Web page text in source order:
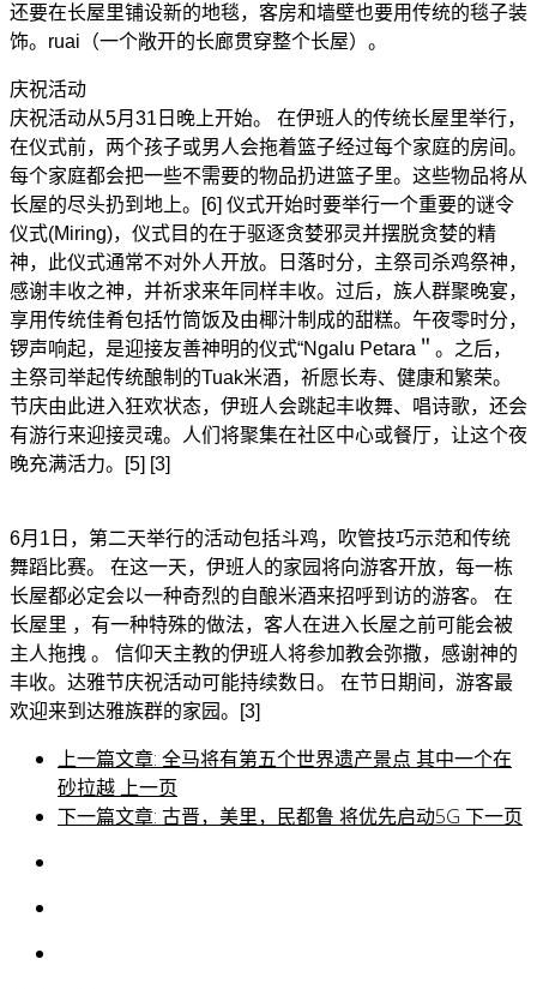
还要在长屋里铺设新的地毯，客房和墙壁也要用传统的毯子装
饰。ruai（一个敞开的长廊贯穿整个长屋）。
庆祝活动
庆祝活动从5月31日晚上开始。 在伊班人的传统长屋里举行，
在仪式前，两个孩子或男人会拖着篮子经过每个家庭的房间。
每个家庭都会把一些不需要的物品扔进篮子里。这些物品将从
长屋的尽头扔到地上。[6] 仪式开始时要举行一个重要的谜令
仪式(Miring)，仪式目的在于驱逐贪婪邪灵并摆脱贪婪的精
神，此仪式通常不对外人开放。日落时分，主祭司杀鸡祭神，
感谢丰收之神，并祈求来年同样丰收。过后，族人群聚晚宴，
享用传统佳肴包括竹筒饭及由椰汁制成的甜糕。午夜零时分，
锣声响起，是迎接友善神明的仪式“Ngalu Petara＂。之后，
主祭司举起传统酿制的Tuak米酒，祈愿长寿、健康和繁荣。
节庆由此进入狂欢状态，伊班人会跳起丰收舞、唱诗歌，还会
有游行来迎接灵魂。人们将聚集在社区中心或餐厅，让这个夜
晚充满活力。[5] [3]
6月1日，第二天举行的活动包括斗鸡，吹管技巧示范和传统
舞蹈比赛。 在这一天，伊班人的家园将向游客开放，每一栋
长屋都必定会以一种奇烈的自酿米酒来招呼到访的游客。 在
长屋里 ，有一种特殊的做法，客人在进入长屋之前可能会被
主人拖拽 。 信仰天主教的伊班人将参加教会弥撒，感谢神的
丰收。达雅节庆祝活动可能持续数日。 在节日期间，游客最
欢迎来到达雅族群的家园。[3]
上一篇文章: 全马将有第五个世界遗产景点 其中一个在
砂拉越 上一页
下一篇文章: 古晋，美里，民都鲁 将优先启动5G 下一页